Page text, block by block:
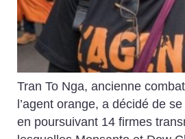
Tran To Nga, ancienne
l’agent orange, a décidé de
en poursuivant 14 firmes